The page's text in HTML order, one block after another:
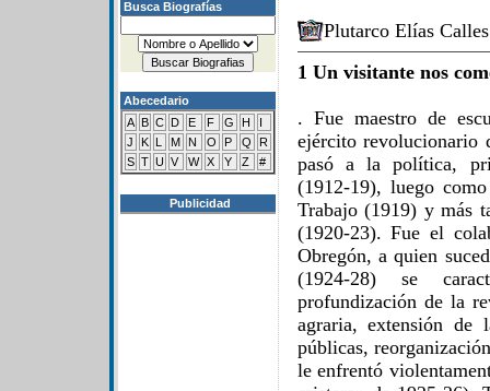
Busca Biografías
Abecedario
A B C D E F G H
I
J
K L M N O P Q
R
S T U V W X Y Z #
Publicidad
Plutarco Elías
1 Un visitante nos
. Fue maestro de
ejército revolucionario
pasó a la política,
(1912-19), luego
Trabajo (1919) y más
(1920-23). Fue el
Obregón, a quien
(1924-28) se
profundización de la
agraria, extensión de
públicas,
le enfrentó